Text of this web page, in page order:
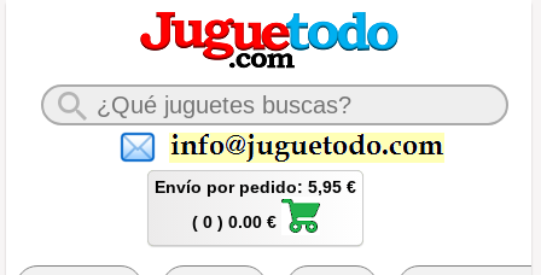
Envío por pedido: 5,95 €
( 0 ) 0.00 €